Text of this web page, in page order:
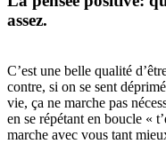
assez.
C’est une belle qualité
contre, si on se sent
vie, ça ne marche pas
en se répétant en boucle «
marche avec vous tant